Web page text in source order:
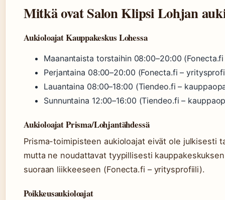
Mitkä ovat Salon Klipsi Lohjan
Aukioloajat Kauppakeskus Lohessa
Maanantaista torstaihin 08:00–20:00
Perjantaina 08:00–20:00 (Fonecta.fi –
Lauantaina 08:00–18:00 (Tiendeo.fi –
Sunnuntaina 12:00–16:00 (Tiendeo.fi –
Aukioloajat Prisma/Lohjantähdessä
Prisma-toimipisteen aukioloajat eivät ole julkisesti
mutta ne noudattavat tyypillisesti
suoraan liikkeeseen (Fonecta.fi – yritysprofiili).
Poikkeusaukioloajat